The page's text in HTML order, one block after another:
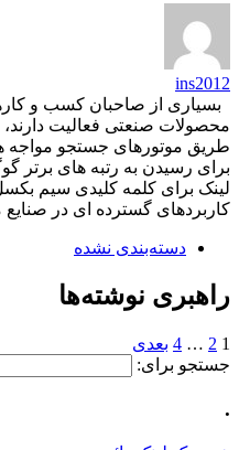
ins2012
بسیاری از صاحبان کسب و
محصولات صنعتی فعالیت
طریق موتورهای جستجو مواجه
برای رسیدن به رتبه های برتر
لینک برای کلمه کلیدی سیم
کاربردهای گسترده ای در صنایع
دسته‌بندی نشده
راهبری نوشته‌ها
1
2
…
4 بعدی
جستجو برای:
.